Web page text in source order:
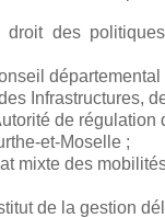
droit des
départemental
Infrastructures,
de régulation
et-Moselle ;
mixte des
de la gestion